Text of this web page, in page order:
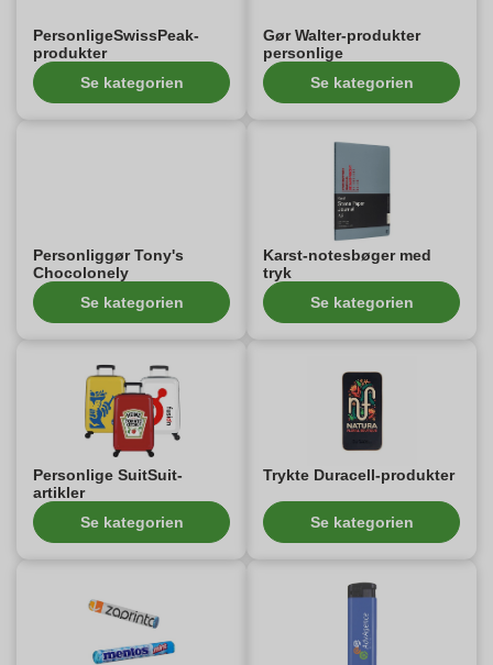
PersonligeSwissPeak-
produkter
Se kategorien
Gør Walter-produkter
personlige
Se kategorien
Personliggør Tony's
Chocolonely
Se kategorien
Karst-notesbøger med
tryk
Se kategorien
Personlige SuitSuit-
artikler
Se kategorien
Trykte Duracell-produkter
Se kategorien